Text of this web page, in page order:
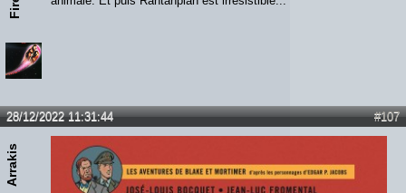
#107
28/12/2022 11:31:44
Arrakis